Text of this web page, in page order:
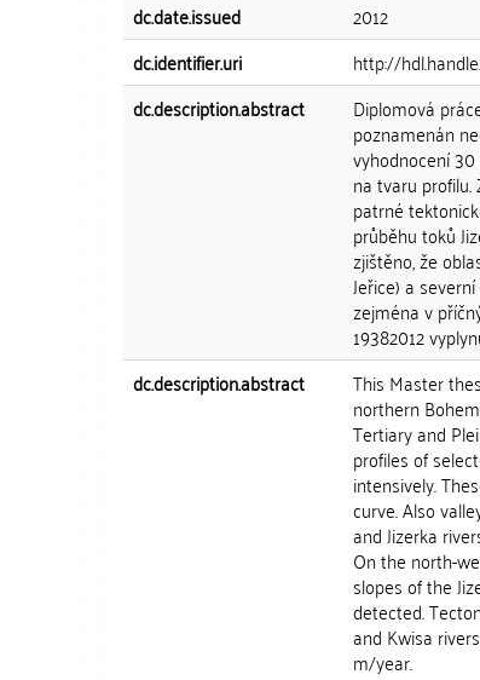
dc.date.issued
2012
dc.identifier.uri
http://
dc.description.abstract
Diplomová
poznamenán
vyhodnocení
na tvaru
patrné
průběhu toků
zjištěno, že
Jeřice) a
zejména v
19382012
dc.description.abstract This Master
northern
Tertiary and
profiles of
intensively.
curve. Also
and Jizerka
On the north-
slopes of the
detected.
and Kwisa
m/year.